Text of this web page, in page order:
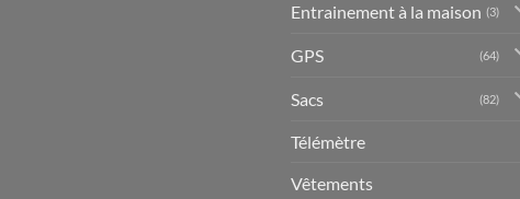
Entrainement à la maison (3)
GPS (64)
Sacs (82)
Télémètre
Vêtements